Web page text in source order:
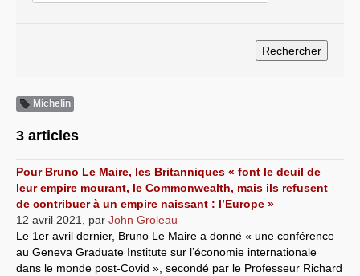
Michelin
3 articles
Pour Bruno Le Maire, les Britanniques « font le deuil de
leur empire mourant, le Commonwealth, mais ils refusent
de contribuer à un empire naissant : l’Europe »
12 avril 2021
par John Groleau
Le 1er avril dernier, Bruno Le Maire a donné « une conférence
au Geneva Graduate Institute sur l’économie internationale
dans le monde post-Covid », secondé par le Professeur Richard